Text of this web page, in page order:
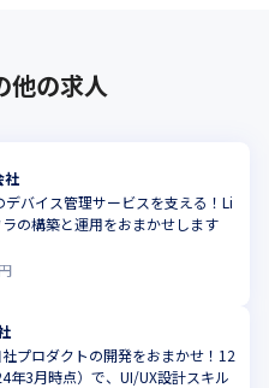
他の求人
社
バイス管理サービスを支える！Li
の構築と運用をおまかせします
プロダクトの開発をおまかせ！12
年3月時点）で、UI/UX設計スキル